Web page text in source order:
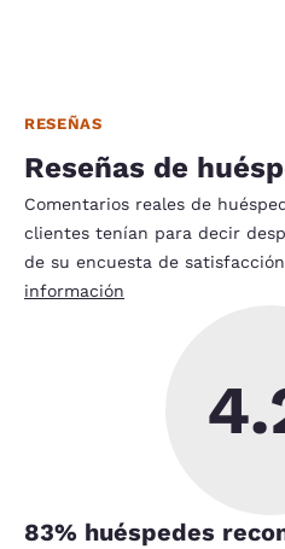
RESEÑAS
Reseñas de
Comentarios reales de
clientes tenían para decir
de su encuesta de
información
83% huéspedes